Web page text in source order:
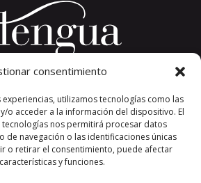
consentimiento
utilizamos tecnologías como las
o acceder a la información del dispositivo. El
nos permitirá procesar datos
de navegación o las identificaciones únicas
o retirar el consentimiento, puede afectar
y funciones.
Millán de la Cogolla
+34 941 373 389